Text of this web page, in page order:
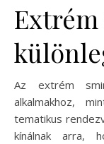
Az extrém
alkalmakhoz,
tematikus
kínálnak arra,